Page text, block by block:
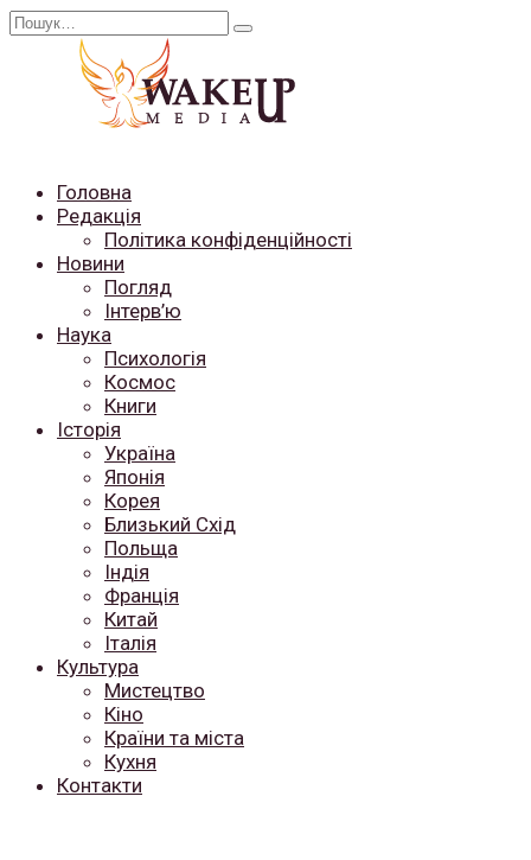
Перейти
Search
Головна
Редакція
Політика конфіденційності
Новини
Погляд
Інтерв’ю
Наука
Психологія
Космос
Книги
Історія
Україна
Японія
Корея
Близький Схід
Польща
Індія
Франція
Китай
Італія
Культура
Мистецтво
Кіно
Країни та міста
Кухня
Контакти